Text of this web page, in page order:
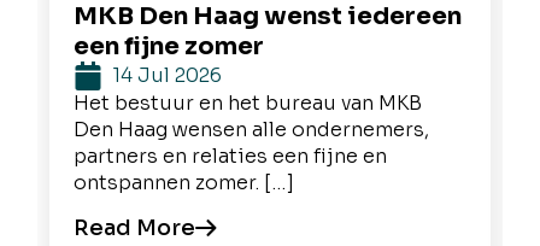
MKB Den Haag wenst iedereen
een fijne zomer
14 Jul 2026
Het bestuur en het bureau van MKB
Den Haag wensen alle ondernemers,
partners en relaties een fijne en
ontspannen zomer. […]
Read More